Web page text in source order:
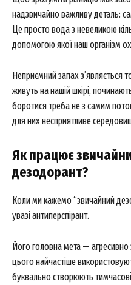
надзвичайно важливу деталь:
Це просто вода з невеликою
допомогою якої наш організм
Неприємний запах з’являється
живуть на нашій шкірі,
боротися треба не з самим
для них несприятливе
Як працює
дезодорант?
Коли ми кажемо “звичайний
увазі антиперспірант.
Його головна мета —
цього найчастіше
буквально створюють